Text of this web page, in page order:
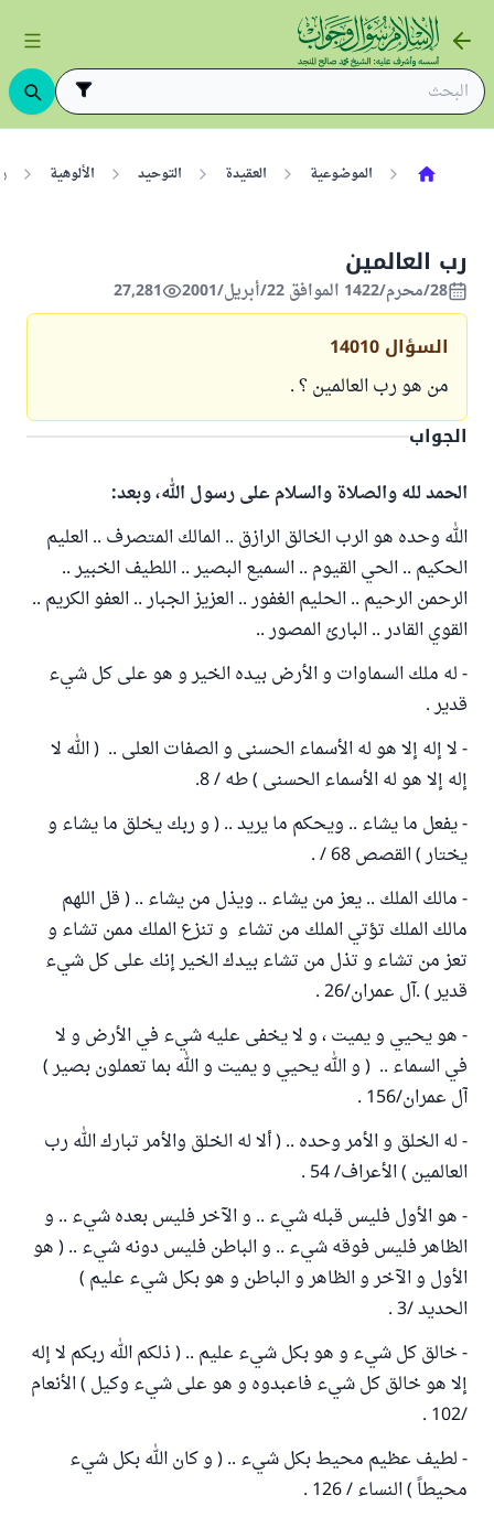
الموضوعية العقيدة التوحيد الألوهية
رب العالمين
28/محرم/1422 الموافق 22/أبريل/2001 27,281
السؤال 14010
من هو رب العالمين ؟ .
الجواب
الحمد لله والصلاة والسلام على رسول الله، وبعد:
الله وحده هو الرب الخالق الرازق .. المالك المتصرف .. العليم
الحكيم .. الحي القيوم .. السميع البصير .. اللطيف الخبير ..
الرحمن الرحيم .. الحليم الغفور .. العزيز الجبار .. العفو الكريم ..
القوي القادر .. البارئ المصور ..
- له ملك السماوات و الأرض بيده الخير و هو على كل شيء
قدير .
- لا إله إلا هو له الأسماء الحسنى و الصفات العلى .. ( الله لا
إله إلا هو له الأسماء الحسنى ) طه / 8.
- يفعل ما يشاء .. ويحكم ما يريد .. ( و ربك يخلق ما يشاء و
يختار ) القصص 68 / .
- مالك الملك .. يعز من يشاء .. ويذل من يشاء .. ( قل اللهم
مالك الملك تؤتي الملك من تشاء و تنزع الملك ممن تشاء و
تعز من تشاء و تذل من تشاء بيدك الخير إنك على كل شيء
قدير ) .آل عمران/26 .
- هو يحيي و يميت ، و لا يخفى عليه شيء في الأرض و لا
في السماء .. ( و الله يحيي و يميت و الله بما تعملون بصير )
آل عمران/156 .
- له الخلق و الأمر وحده .. ( ألا له الخلق والأمر تبارك الله رب
العالمين ) الأعراف/ 54 .
- هو الأول فليس قبله شيء .. و الآخر فليس بعده شيء .. و
الظاهر فليس فوقه شيء .. و الباطن فليس دونه شيء .. ( هو
الأول و الآخر و الظاهر و الباطن و هو بكل شيء عليم )
الحديد /3 .
- خالق كل شيء و هو بكل شيء عليم .. ( ذلكم الله ربكم لا إله
إلا هو خالق كل شيء فاعبدوه و هو على شيء وكيل ) الأنعام
/102 .
- لطيف عظيم محيط بكل شيء .. ( و كان الله بكل شيء
محيطاً ) النساء / 126 .